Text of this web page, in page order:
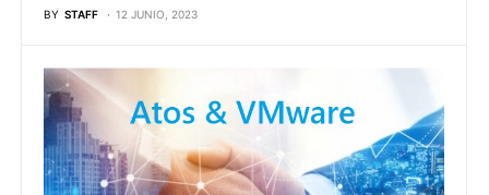
BY STAFF 12 JUNIO, 2023